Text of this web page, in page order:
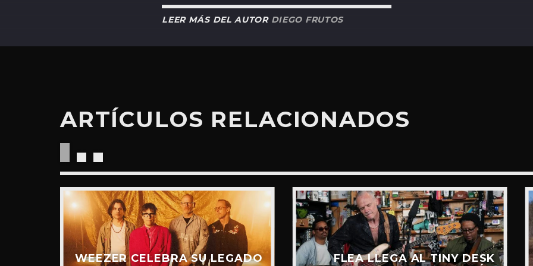
LEER MÁS DEL AUTOR DIEGO FRUTOS
ARTÍCULOS RELACIONADOS
WEEZER CELEBRA SU LEGADO
FLEA LLEGA AL TINY DESK